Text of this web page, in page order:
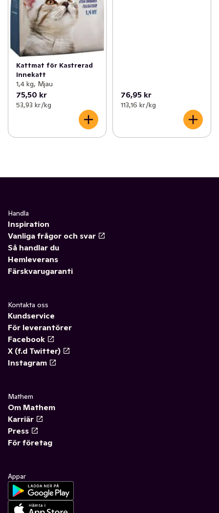
Kattmat för Kastrerad
Innekatt
1,4 kg, Mjau
75,50 kr
53,93 kr /kg
76,95 kr
113,16 kr /kg
Handla
Inspiration
Vanliga frågor och svar
Så handlar du
Hemleverans
Färskvarugaranti
Kontakta oss
Kundservice
För leverantörer
Facebook
X (f.d Twitter)
Instagram
Mathem
Om Mathem
Karriär
Press
För företag
Appar